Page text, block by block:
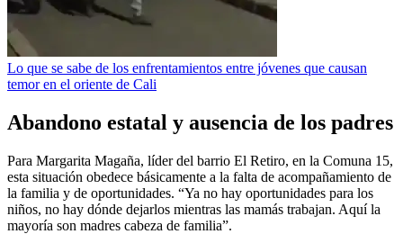
Lo que se sabe de los enfrentamientos entre jóvenes que causan
temor en el oriente de Cali
Abandono estatal y ausencia de los padres
Para Margarita Magaña, líder del barrio El Retiro, en la Comuna 15,
esta situación obedece básicamente a la falta de acompañamiento de
la familia y de oportunidades. “Ya no hay oportunidades para los
niños, no hay dónde dejarlos mientras las mamás trabajan. Aquí la
mayoría son madres cabeza de familia”.